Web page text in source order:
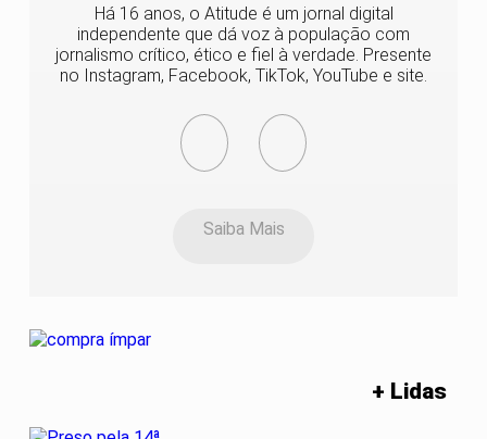
Há 16 anos, o Atitude é um jornal digital
independente que dá voz à população com
jornalismo crítico, ético e fiel à verdade. Presente
no Instagram, Facebook, TikTok, YouTube e site.
Saiba Mais
+ Lidas